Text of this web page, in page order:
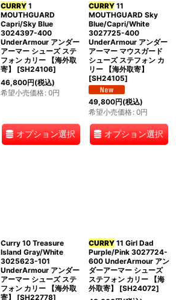
CURRY1
MOUTHGUARD
Capri/Sky Blue
3024397-400
UnderArmour アンダー
アーマー シューズ ステ
フォン カリー 【海外取
寄】
[SH24106]
46,800円(税込)
希望小売価格: 0円
オプション選択
CURRY11
MOUTHGUARD Sky
Blue/Capri/White
3027725-400
UnderArmour アンダー
アーマー マウスガード
シューズ ステフォン カ
リー 【海外取寄】
[SH24105]
49,800円(税込)
希望小売価格: 0円
オプション選択
Curry 10 Treasure
Island Gray/White
3025623-101
UnderArmour アンダー
アーマー シューズ ステ
フォン カリー 【海外取
寄】
[SH22778]
CURRY11 Girl Dad
Purple/Pink 3027724-
600 UnderArmour アン
ダーアーマー シューズ
ステフォン カリー 【海
外取寄】
[SH24072]